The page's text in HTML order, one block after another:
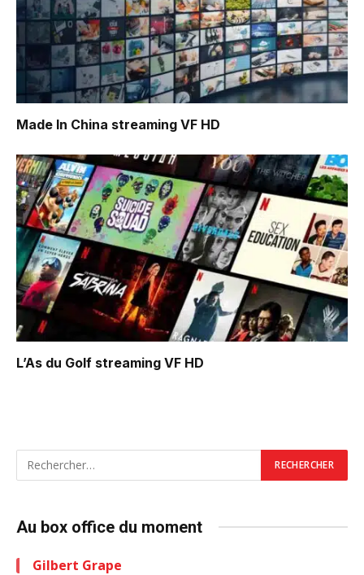
Made In China streaming VF HD
L’As du Golf streaming VF HD
Au box office du moment
Gilbert Grape